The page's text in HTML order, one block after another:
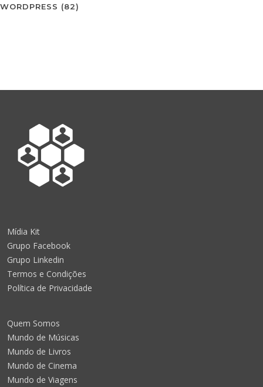
WORDPRESS (82)
Mídia Kit
Grupo Facebook
Grupo Linkedin
Termos e Condições
Política de Privacidade
Quem Somos
Mundo de Músicas
Mundo de Livros
Mundo de Cinema
Mundo de Viagens